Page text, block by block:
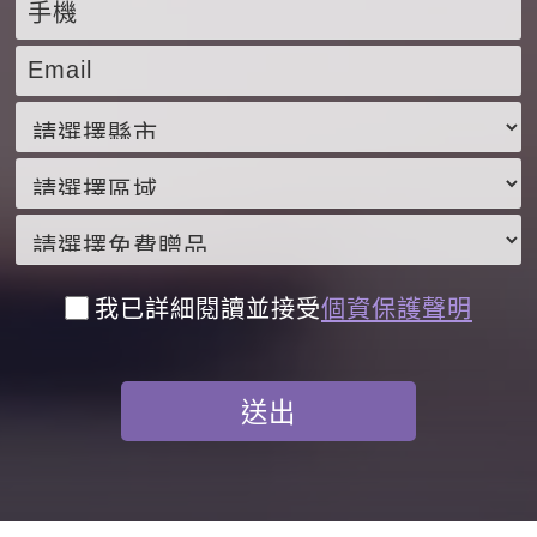
我已詳細閱讀並接受個資保護聲明